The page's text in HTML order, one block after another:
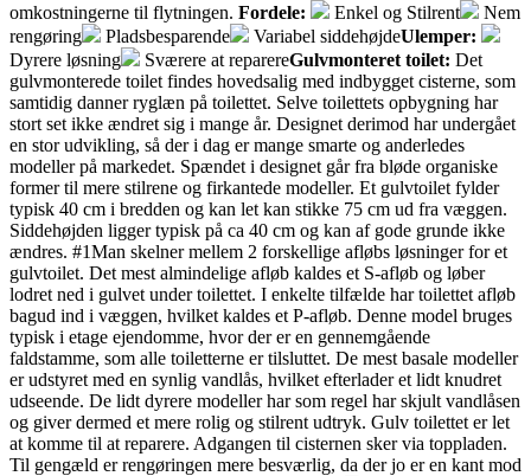
omkostningerne til flytningen. Fordele: Enkel og Stilrent
Nem
rengøring
Pladsbesparende Variabel siddehøjdeUlemper:
Dyrere løsning
Sværere at reparereGulvmonteret toilet: Det
gulvmonterede toilet findes hovedsalig med indbygget cisterne, som
samtidig danner ryglæn på toilettet. Selve toilettets opbygning har
stort set ikke ændret sig i mange år. Designet derimod har undergået
en stor udvikling, så der i dag er mange smarte og anderledes
modeller på markedet. Spændet i designet går fra bløde organiske
former til mere stilrene og firkantede modeller. Et gulvtoilet fylder
typisk 40 cm i bredden og kan let kan stikke 75 cm ud fra væggen.
Siddehøjden ligger typisk på ca 40 cm og kan af gode grunde ikke
ændres. #1Man skelner mellem 2 forskellige afløbs løsninger for et
gulvtoilet. Det mest almindelige afløb kaldes et S-afløb og løber
lodret ned i gulvet under toilettet. I enkelte tilfælde har toilettet afløb
bagud ind i væggen, hvilket kaldes et P-afløb. Denne model bruges
typisk i etage ejendomme, hvor der er en gennemgående
faldstamme, som alle toiletterne er tilsluttet. De mest basale modeller
er udstyret med en synlig vandlås, hvilket efterlader et lidt knudret
udseende. De lidt dyrere modeller har som regel har skjult vandlåsen
og giver dermed et mere rolig og stilrent udtryk. Gulv toilettet er let
at komme til at reparere. Adgangen til cisternen sker via toppladen.
Til gengæld er rengøringen mere besværlig, da der jo er en kant mod